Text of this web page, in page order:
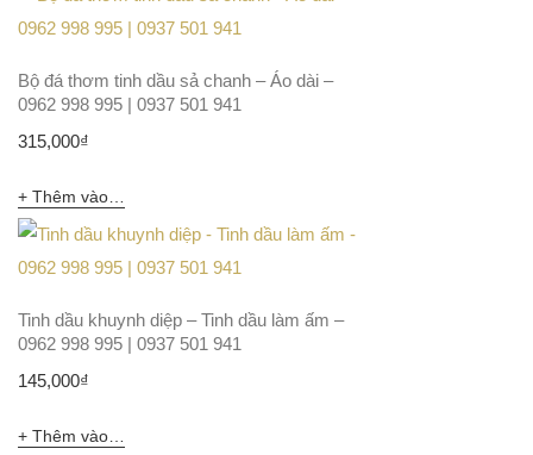
Bộ đá thơm tinh dầu sả chanh – Áo dài –
0962 998 995 | 0937 501 941
315,000₫
Thêm vào giỏ hàng
Tinh dầu khuynh diệp – Tinh dầu làm ấm –
0962 998 995 | 0937 501 941
145,000₫
Thêm vào giỏ hàng